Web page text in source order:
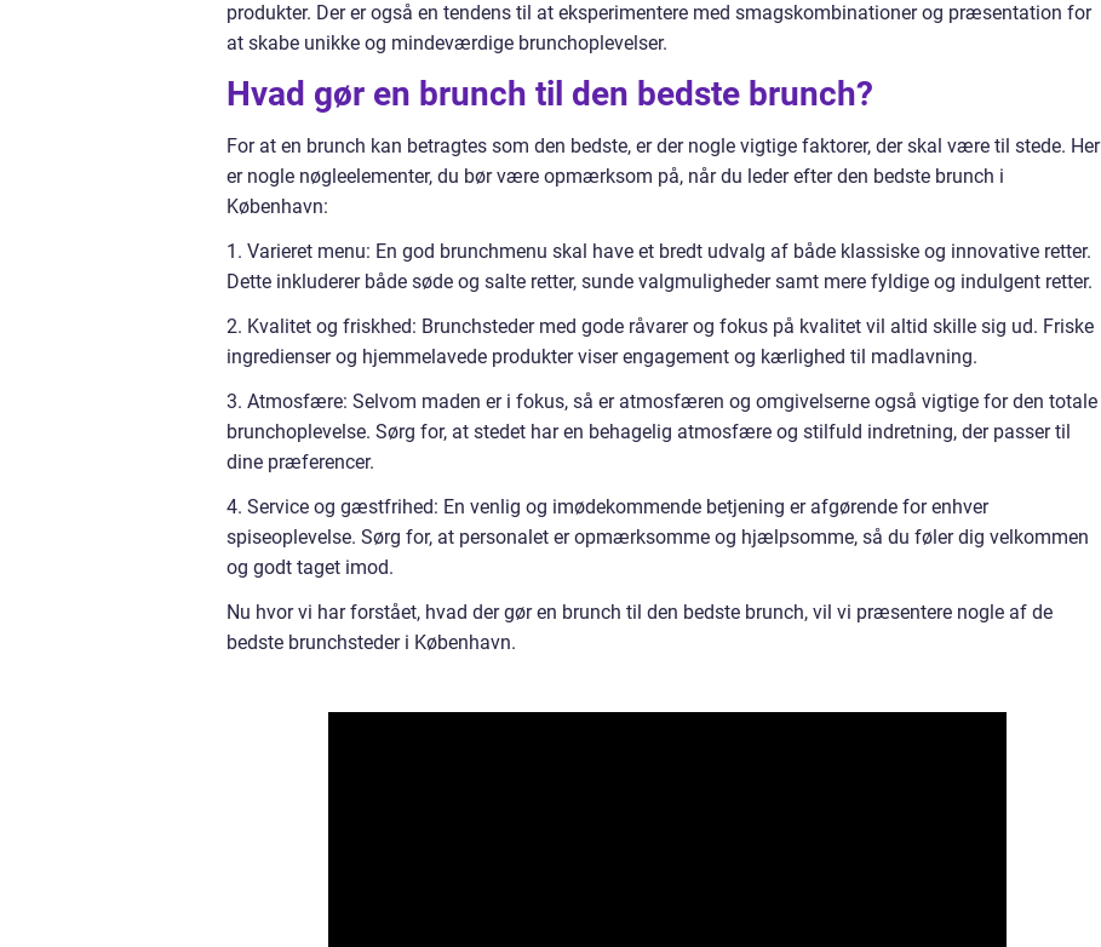
produkter. Der er også en tendens til at eksperimentere med smagskombinationer og præsentation for
at skabe unikke og mindeværdige brunchoplevelser.
Hvad gør en brunch til den bedste brunch?
For at en brunch kan betragtes som den bedste, er der nogle vigtige faktorer, der skal være til stede. Her
er nogle nøgleelementer, du bør være opmærksom på, når du leder efter den bedste brunch i
København:
1. Varieret menu: En god brunchmenu skal have et bredt udvalg af både klassiske og innovative retter.
Dette inkluderer både søde og salte retter, sunde valgmuligheder samt mere fyldige og indulgent retter.
2. Kvalitet og friskhed: Brunchsteder med gode råvarer og fokus på kvalitet vil altid skille sig ud. Friske
ingredienser og hjemmelavede produkter viser engagement og kærlighed til madlavning.
3. Atmosfære: Selvom maden er i fokus, så er atmosfæren og omgivelserne også vigtige for den totale
brunchoplevelse. Sørg for, at stedet har en behagelig atmosfære og stilfuld indretning, der passer til
dine præferencer.
4. Service og gæstfrihed: En venlig og imødekommende betjening er afgørende for enhver
spiseoplevelse. Sørg for, at personalet er opmærksomme og hjælpsomme, så du føler dig velkommen
og godt taget imod.
Nu hvor vi har forstået, hvad der gør en brunch til den bedste brunch, vil vi præsentere nogle af de
bedste brunchsteder i København.